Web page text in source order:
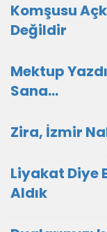
Komşusu
Değildir
Mektup
Sana…
Zira, İzmir
Liyakat Diye
Aldık